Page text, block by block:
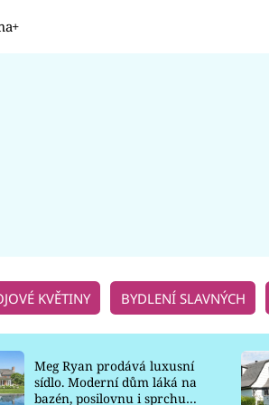
KVĚTINY BYDLENÍ SLAVNÝCH
Meg Ryan prodává luxusní
sídlo. Moderní dům láká na
bazén, posilovnu i sprchu